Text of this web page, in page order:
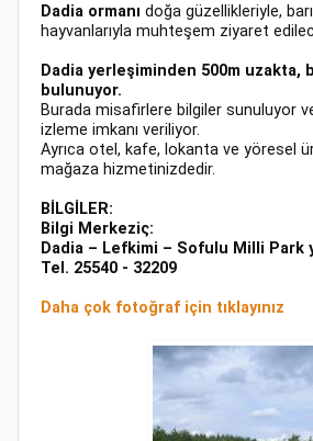
Dadia ormanı doğa güzellikleriyle,
hayvanlarıyla muhteşem ziyaret
Dadia yerleşiminden 500m uzakta,
bulunuyor.
Burada misafirlere bilgiler sunuluyor ve
izleme imkanı veriliyor.
Ayrıca otel, kafe, lokanta ve yöresel
mağaza hizmetinizdedir.
BİLGİLER:
Bilgi Merkeziς:
Dadia – Lefkimi – Sofulu Milli Park
Tel. 25540 - 32209
Daha çok fotoğraf için tıklayınız